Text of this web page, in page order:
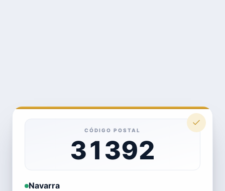
CÓDIGO POSTAL
31392
Navarra